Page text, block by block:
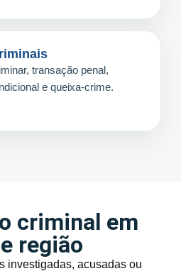
transação penal,
e queixa-crime.
criminal em
região
investigadas, acusadas ou